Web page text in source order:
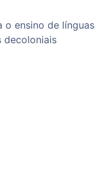
o ensino de línguas
decoloniais